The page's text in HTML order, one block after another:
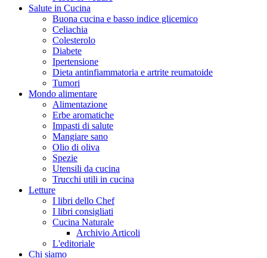
Salute in Cucina
Buona cucina e basso indice glicemico
Celiachia
Colesterolo
Diabete
Ipertensione
Dieta antinfiammatoria e artrite reumatoide
Tumori
Mondo alimentare
Alimentazione
Erbe aromatiche
Impasti di salute
Mangiare sano
Olio di oliva
Spezie
Utensili da cucina
Trucchi utili in cucina
Letture
I libri dello Chef
I libri consigliati
Cucina Naturale
Archivio Articoli
L'editoriale
Chi siamo